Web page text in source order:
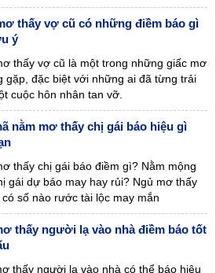
thấy vợ cũ có những điềm báo gì
ý
thấy vợ cũ là một trong những giấc mơ
gặp, đặc biệt với những ai đã từng trải
cuộc hôn nhân tan vỡ.
nằm mơ thấy chị gái báo hiệu gì
thấy chị gái báo điềm gì? Nằm mộng
gái dự báo may hay rủi? Ngủ mơ thấy
có số nào rước tài lộc may mắn
thấy người lạ vào nhà điềm báo tốt
thấy người lạ vào nhà có thể báo hiệu